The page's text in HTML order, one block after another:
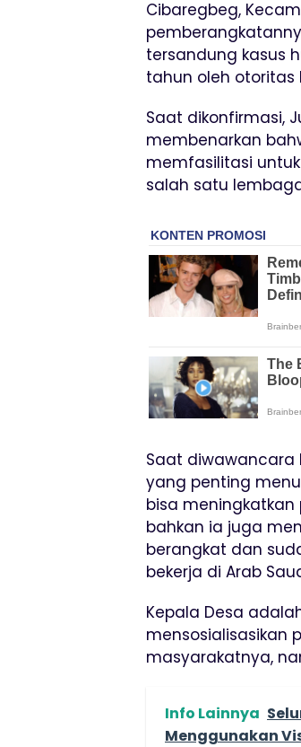
Cibaregbeg,
tersandung kasus
tahun oleh otoritas
Saat dikonfirmasi,
membenarkan
memfasilitasi
salah satu lembaga
Saat diwawancara
yang penting
bisa
bahkan ia juga
berangkat dan
bekerja di Arab
Kepala Desa
mensosialisasikan
masyarakatnya,
Info Lainnya
Menggunakan